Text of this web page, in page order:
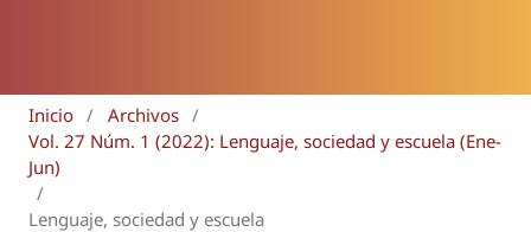
Inicio / Archivos /
Vol. 27 Núm. 1 (2022): Lenguaje, sociedad y escuela (Ene-
Jun)
/
Lenguaje, sociedad y escuela